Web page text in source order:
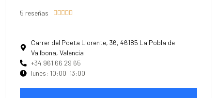
5 reseñas     
Carrer del Poeta Llorente, 36, 46185 La Pobla de
Vallbona, Valencia
+34 961 66 29 65
lunes: 10:00–13:00